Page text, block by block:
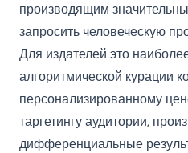
производящим
запросить человеческую
Для издателей это
алгоритмической курации
персонализированному
таргетингу аудитории,
дифференциальные